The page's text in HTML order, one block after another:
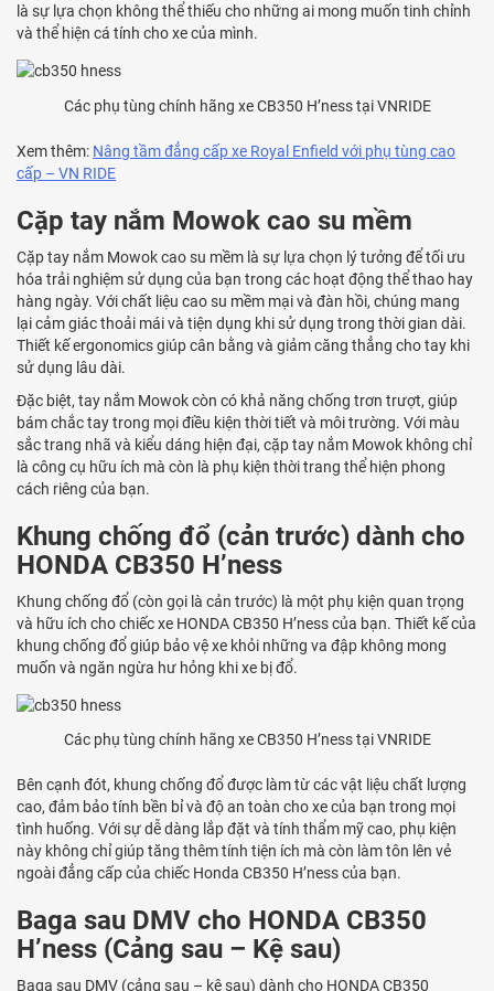
là sự lựa chọn không thể thiếu cho những ai mong muốn tinh chỉnh
và thể hiện cá tính cho xe của mình.
Các phụ tùng chính hãng xe CB350 H’ness tại VNRIDE
Xem thêm: Nâng tầm đẳng cấp xe Royal Enfield với phụ tùng cao
cấp – VN RIDE
Cặp tay nắm Mowok cao su mềm
Cặp tay nắm Mowok cao su mềm là sự lựa chọn lý tưởng để tối ưu
hóa trải nghiệm sử dụng của bạn trong các hoạt động thể thao hay
hàng ngày. Với chất liệu cao su mềm mại và đàn hồi, chúng mang
lại cảm giác thoải mái và tiện dụng khi sử dụng trong thời gian dài.
Thiết kế ergonomics giúp cân bằng và giảm căng thẳng cho tay khi
sử dụng lâu dài.
Đặc biệt, tay nắm Mowok còn có khả năng chống trơn trượt, giúp
bám chắc tay trong mọi điều kiện thời tiết và môi trường. Với màu
sắc trang nhã và kiểu dáng hiện đại, cặp tay nắm Mowok không chỉ
là công cụ hữu ích mà còn là phụ kiện thời trang thể hiện phong
cách riêng của bạn.
Khung chống đổ (cản trước) dành cho
HONDA CB350 H’ness
Khung chống đổ (còn gọi là cản trước) là một phụ kiện quan trọng
và hữu ích cho chiếc xe HONDA CB350 H’ness của bạn. Thiết kế của
khung chống đổ giúp bảo vệ xe khỏi những va đập không mong
muốn và ngăn ngừa hư hỏng khi xe bị đổ.
Các phụ tùng chính hãng xe CB350 H’ness tại VNRIDE
Bên cạnh đót, khung chống đổ được làm từ các vật liệu chất lượng
cao, đảm bảo tính bền bỉ và độ an toàn cho xe của bạn trong mọi
tình huống. Với sự dễ dàng lắp đặt và tính thẩm mỹ cao, phụ kiện
này không chỉ giúp tăng thêm tính tiện ích mà còn làm tôn lên vẻ
ngoài đẳng cấp của chiếc Honda CB350 H’ness của bạn.
Baga sau DMV cho HONDA CB350
H’ness (Cảng sau – Kệ sau)
Baga sau DMV (cảng sau – kệ sau) dành cho HONDA CB350